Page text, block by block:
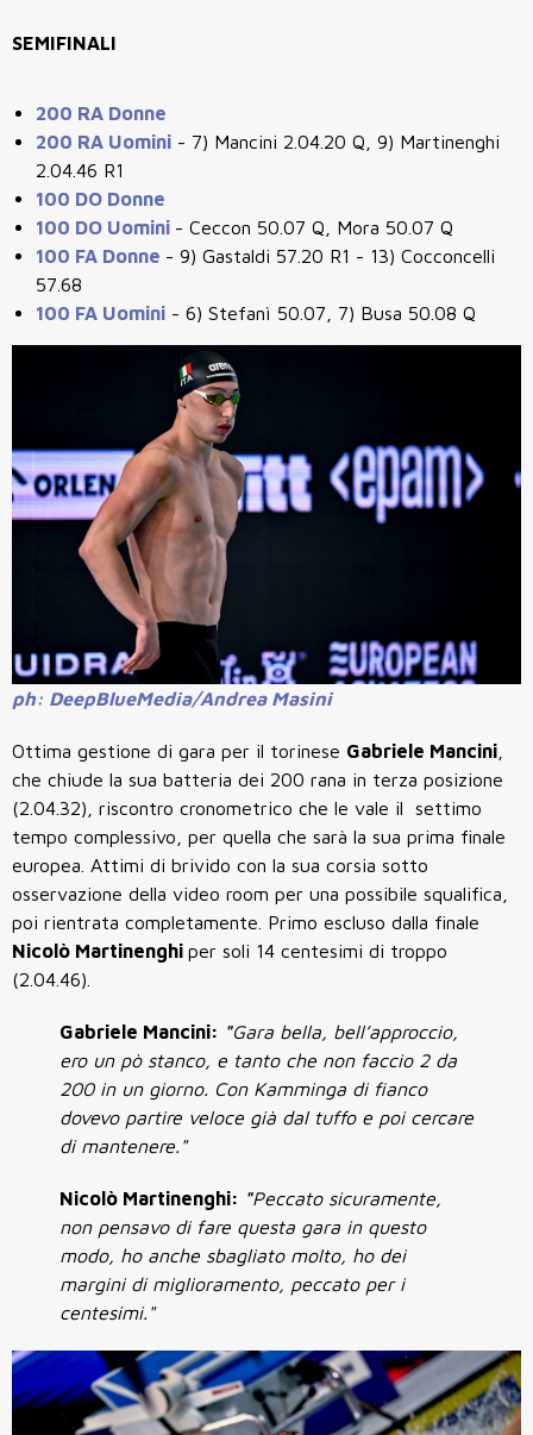
SEMIFINALI
200 RA Donne
200 RA Uomini - 7) Mancini 2.04.20 Q, 9) Martinenghi
2.04.46 R1
100 DO Donne
100 DO Uomini - Ceccon 50.07 Q, Mora 50.07 Q
100 FA Donne - 9) Gastaldi 57.20 R1 - 13) Cocconcelli
57.68
100 FA Uomini - 6) Stefanì 50.07, 7) Busa 50.08 Q
ph: DeepBlueMedia/Andrea Masini
Ottima gestione di gara per il torinese Gabriele Mancini
che chiude la sua batteria dei 200 rana in terza posizione
(2.04.32), riscontro cronometrico che le vale il settimo
tempo complessivo, per quella che sarà la sua prima finale
europea. Attimi di brivido con la sua corsia sotto
osservazione della video room per una possibile squalifica,
poi rientrata completamente. Primo escluso dalla finale
Nicolò Martinenghi per soli 14 centesimi di troppo
(2.04.46).
Gabriele Mancini: "Gara bella, bell’approccio,
ero un pò stanco, e tanto che non faccio 2 da
200 in un giorno. Con Kamminga di fianco
dovevo partire veloce già dal tuffo e poi cercare
di mantenere."
Nicolò Martinenghi: "Peccato sicuramente,
non pensavo di fare questa gara in questo
modo, ho anche sbagliato molto, ho dei
margini di miglioramento, peccato per i
centesimi."